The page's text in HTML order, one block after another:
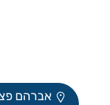
אברהם פצ'ורניק